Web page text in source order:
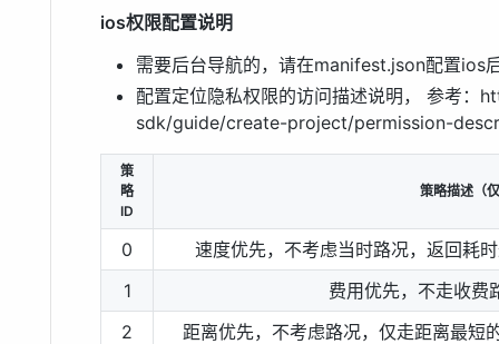
ios权限配置说明
需要后台导航的，请在manifest.json配置ios
配置定位隐私权限的访问描述说明， 参考
sdk/guide/create-project/permission-
策
略
ID
策略描述（
0
速度优先，不考虑当时路况，返回耗
1
费用优先，不走收费
2
距离优先，不考虑路况，仅走距离最短